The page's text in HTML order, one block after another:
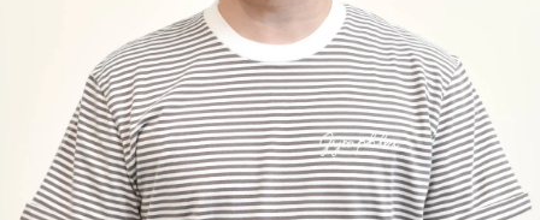
H
B
l
e
u
.
r
o
o
m
s
公
式
LADIES
MENS